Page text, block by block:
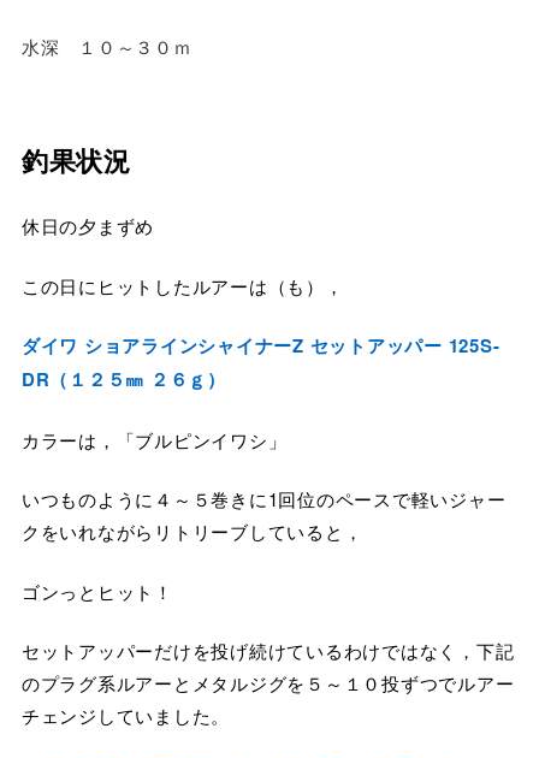
水深 １０～３０ｍ
釣果状況
休日の夕まずめ
この日にヒットしたルアーは（も），
ダイワ ショアラインシャイナーZ セットアッパー 125S-
DR（１２５㎜ ２６ｇ）
カラーは，「ブルピンイワシ」
いつものように４～５巻きに1回位のペースで軽いジャー
クをいれながらリトリーブしていると，
ゴンっとヒット！
セットアッパーだけを投げ続けているわけではなく，下記
のプラグ系ルアーとメタルジグを５～１０投ずつでルアー
チェンジしていました。